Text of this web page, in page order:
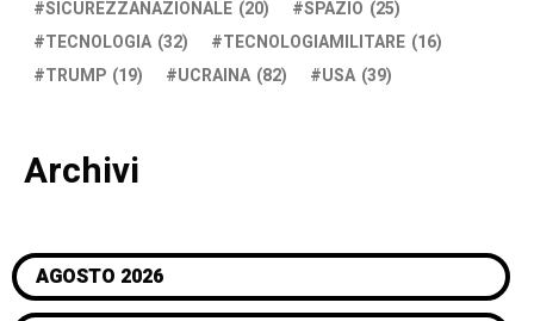
SICUREZZANAZIONALE (20) SPAZIO (25)
TECNOLOGIA (32) TECNOLOGIAMILITARE (16)
TRUMP (19) UCRAINA (82) USA (39)
Archivi
AGOSTO 2026